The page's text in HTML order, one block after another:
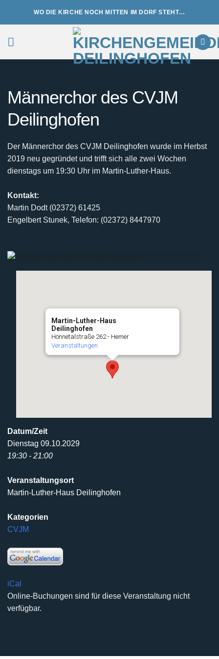
WO DIE KIRCHE NOCH MITTEN IM DORF STEHT…
Männerchor des CVJM
Deilinghofen
Der Männerchor des CVJM Deilinghofen wurde im Herbst
2019 neu gegründet und trifft sich alle zwei Wochen
dienstags um 19:30 Uhr im Martin-Luther-Haus.
Kontakt:
Martin Dodt (02372) 61425
Engelbert Stunek, Telefon: (02372) 8447970
Martin-Luther-Haus
Deilinghofen
Hönnetalstraße 262 - Hemer
Veranstaltungen
Datum/Zeit
Dienstag 09.10.2029
19:30 - 21:00
Veranstaltungsort
Martin-Luther-Haus Deilinghofen
Kategorien
CVJM
iCal
Online-Buchungen sind für diese Veranstaltung nicht
verfügbar.